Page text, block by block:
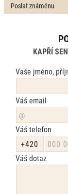
Poslat známénu
KAPŘÍ
Vaše jméno,
Váš email
Váš telefon
Váš dotaz